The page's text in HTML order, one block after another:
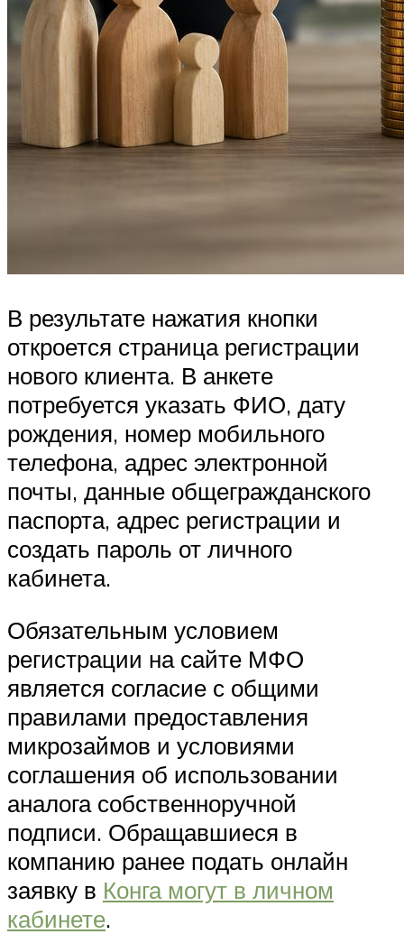
В результате нажатия кнопки
откроется страница регистрации
нового клиента. В анкете
потребуется указать ФИО, дату
рождения, номер мобильного
телефона, адрес электронной
почты, данные общегражданского
паспорта, адрес регистрации и
создать пароль от личного
кабинета.
Обязательным условием
регистрации на сайте МФО
является согласие с общими
правилами предоставления
микрозаймов и условиями
соглашения об использовании
аналога собственноручной
подписи. Обращавшиеся в
компанию ранее подать онлайн
заявку в Конга могут в личном
кабинете.